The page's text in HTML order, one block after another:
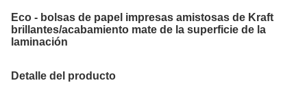
Eco - bolsas de papel impresas amistosas de Kraft
brillantes/acabamiento mate de la superficie de la
laminación
Detalle del producto